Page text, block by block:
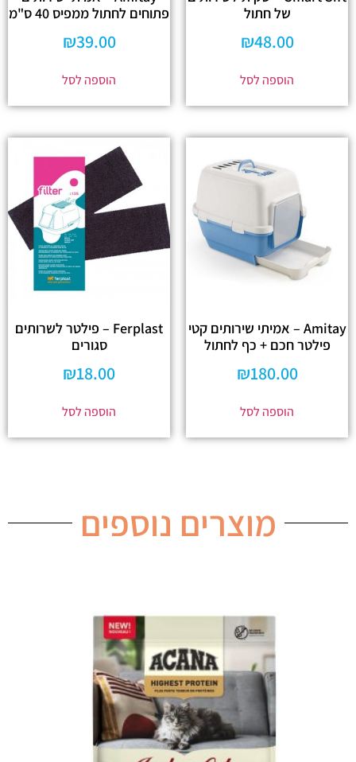
של חתול
₪48.00
הוספה לסל
פתוחים לחתול ממפיס 40 ס"מ
₪39.00
הוספה לסל
Amitay – אמיתי שירותים קטי
פילטר חכם + כף לחתול
₪180.00
הוספה לסל
Ferplast – פילטר לשרותים
סגורים
₪18.00
הוספה לסל
מוצרים נוספים